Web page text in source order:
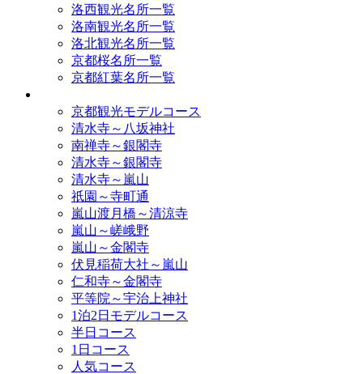
洛西観光名所一覧
洛南観光名所一覧
洛北観光名所一覧
京都桜名所一覧
京都紅葉名所一覧
京都観光モデルコース
清水寺～八坂神社
南禅寺～銀閣寺
清水寺～銀閣寺
清水寺～嵐山
祇園～寺町通
嵐山渡月橋～清涼寺
嵐山～嵯峨野
嵐山～金閣寺
伏見稲荷大社～嵐山
仁和寺～金閣寺
平等院～宇治上神社
1泊2日モデルコース
半日コース
1日コース
人気コース